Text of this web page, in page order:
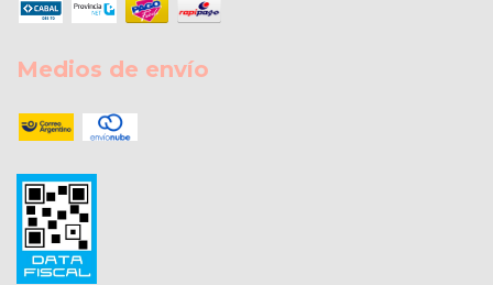
Medios de envío